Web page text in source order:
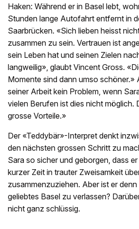
Haken: Während er in Basel lebt,
Stunden lange Autofahrt entfernt in
Saarbrücken. «Sich lieben heisst
zusammen zu sein. Vertrauen ist
sein Leben hat und seinen Zielen
langweilig», glaubt Vincent Gross.
Momente sind dann umso schöner.»
seiner Arbeit kein Problem, wenn
vielen Berufen ist dies nicht möglich.
grosse Vorteile.»
Der «Teddybär»-Interpret denkt
den nächsten grossen Schritt zu
Sara so sicher und geborgen, dass
kurzer Zeit in trauter Zweisamkeit
zusammenzuziehen. Aber ist er
geliebtes Basel zu verlassen?
nicht ganz schlüssig.